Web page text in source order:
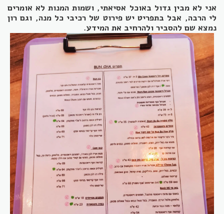
אני לא מבין גדול באוכל אסיאתי, ושמות המנות לא אומרים
לי הרבה, אבל בתפריט יש פירוט של רכיבי כל מנה, וגם רון
נמצא שם להסביר ולהרחיב את המידע.